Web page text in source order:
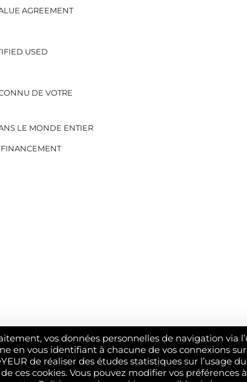
AGREEMENT
USED
DE VOTRE
LE MONDE ENTIER
vos données personnelles de navigation via
en vous identifiant à chacune de vos connexions
de réaliser des études statistiques sur l’usage
ces cookies. Vous pouvez modifier vos